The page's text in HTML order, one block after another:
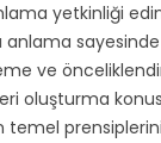
yetkinliği
sayesinde
ve
oluşturma